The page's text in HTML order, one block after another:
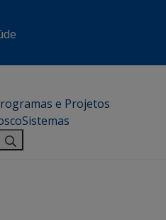
e Projetos
Sistemas